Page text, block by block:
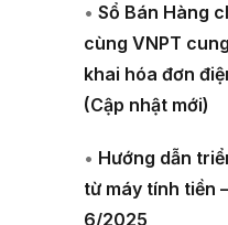
• Sổ Bán Hàng
cùng VNPT
khai hóa đơn
(Cập nhật mới)
• Hướng dẫn
từ máy tính tiền
6/2025